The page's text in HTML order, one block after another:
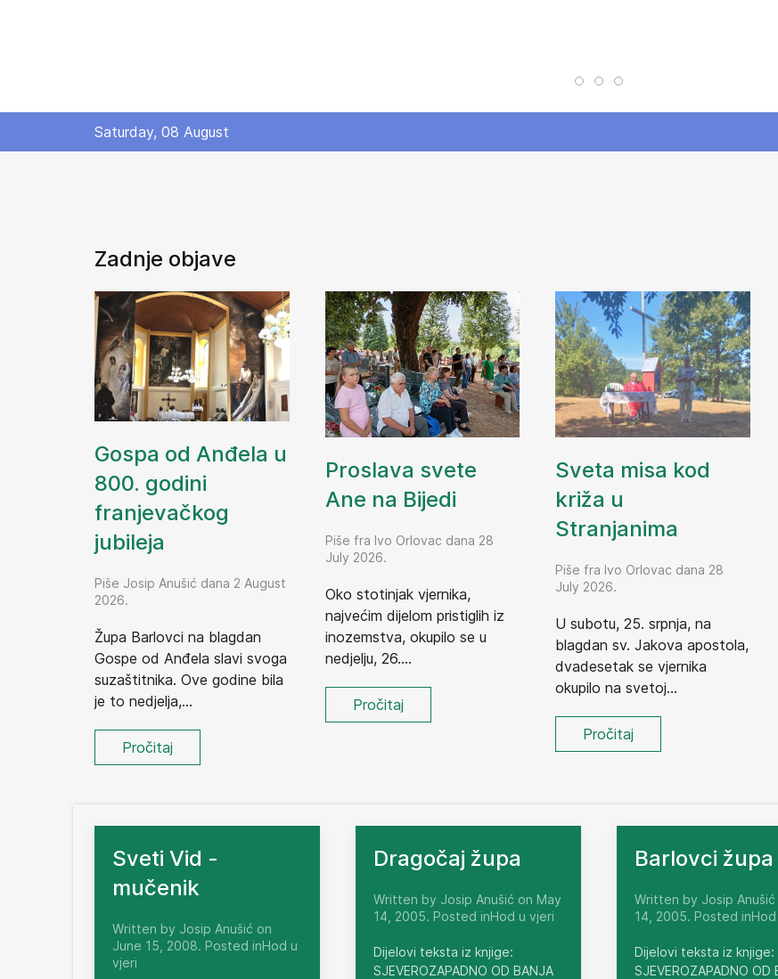
Crkvene
Saturday, 08 August
Zadnje objave
Gospa od Anđela u
800. godini
franjevačkog
jubileja
Piše Josip Anušić dana 2 August
2026.
Župa Barlovci na blagdan
Gospe od Anđela slavi svoga
suzaštitnika. Ove godine bila
je to nedjelja,...
Pročitaj
Proslava svete
Ane na Bijedi
Piše fra Ivo Orlovac dana 28
July 2026.
Oko stotinjak vjernika,
najvećim dijelom pristiglih iz
inozemstva, okupilo se u
nedjelju, 26....
Pročitaj
Sveta misa kod
križa u
Stranjanima
Piše fra Ivo Orlovac dana 28
July 2026.
U subotu, 25. srpnja, na
blagdan sv. Jakova apostola,
dvadesetak se vjernika
okupilo na svetoj...
Pročitaj
Sveti Vid -
mučenik
Written by Josip Anušić on
June 15, 2008. Posted inHod u
vjeri
Dragočaj župa
Written by Josip Anušić on May
14, 2005. Posted inHod u vjeri
Dijelovi teksta iz knjige:
SJEVEROZAPADNO OD BANJA
Barlovci župa
Written by Josip Anušić
14, 2005. Posted
Dijelovi teksta iz knjige:
SJEVEROZAPADNO OD